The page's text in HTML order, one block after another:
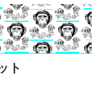
ト